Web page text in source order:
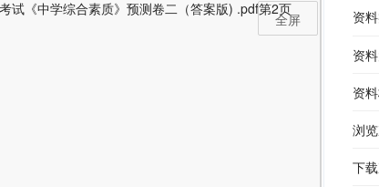
全屏 资
资
资
浏
下